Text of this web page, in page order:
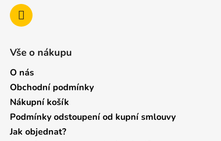
Vše o nákupu
O nás
Obchodní podmínky
Nákupní košík
Podmínky odstoupení od kupní smlouvy
Jak objednat?